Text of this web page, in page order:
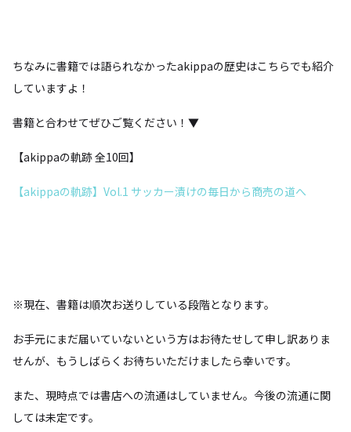
ちなみに書籍では語られなかったakippaの歴史はこちらでも紹介
していますよ！
書籍と合わせてぜひご覧ください！▼
【akippaの軌跡 全10回】
【akippaの軌跡】Vol.1 サッカー漬けの毎日から商売の道へ
※現在、書籍は順次お送りしている段階となります。
お手元にまだ届いていないという方はお待たせして申し訳ありま
せんが、もうしばらくお待ちいただけましたら幸いです。
また、現時点では書店への流通はしていません。今後の流通に関
しては未定です。